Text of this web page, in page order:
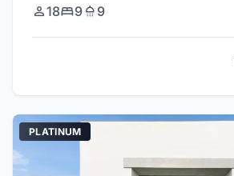
18 9 9
PLATINUM